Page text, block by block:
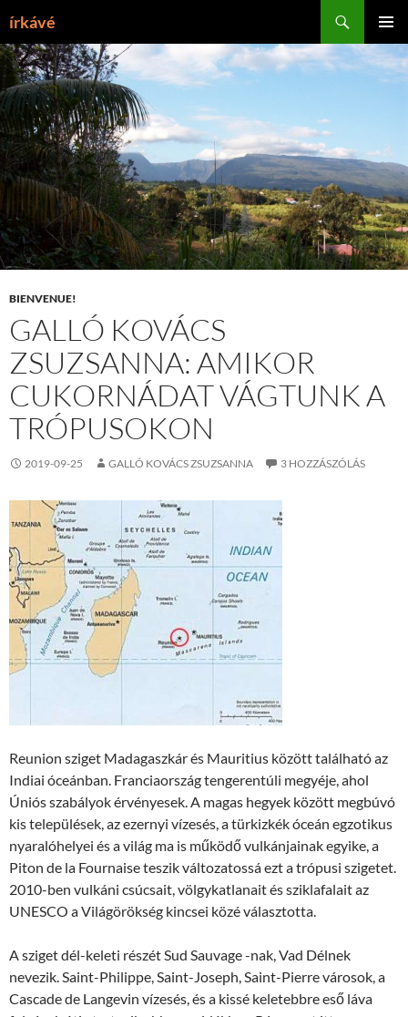
írkávé
MENÜ
BIENVENUE!
GALLÓ KOVÁCS
ZSUZSANNA: AMIKOR
CUKORNÁDAT VÁGTUNK A
TRÓPUSOKON
2019-09-25 GALLÓ KOVÁCS ZSUZSANNA 3 HOZZÁSZÓLÁS
Reunion sziget Madagaszkár és Mauritius között található az
Indiai óceánban. Franciaország tengerentúli megyéje, ahol
Úniós szabályok érvényesek.A magas hegyek között megbúvó
kis települések, az ezernyi vízesés, a türkizkék óceán egzotikus
nyaralóhelyei és a világ ma is működő vulkánjainak egyike, a
Piton de la Fournaise teszik változatossá ezt a trópusi szigetet.
2010-ben vulkáni csúcsait, völgykatlanait és sziklafalait az
UNESCO a Világörökség kincsei közé választotta.
A sziget dél-keleti részét Sud Sauvage -nak, Vad Délnek
nevezik. Saint-Philippe, Saint-Joseph, Saint-Pierre városok, a
Cascade de Langevin vízesés, és a kissé keletebbre eső láva